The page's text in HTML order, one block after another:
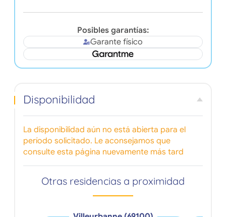
Posibles garantías:
Garante físico
Disponibilidad
La disponibilidad aún no está abierta para el
período solicitado. Le aconsejamos que
consulte esta página nuevamente más tard
Otras residencias a proximidad